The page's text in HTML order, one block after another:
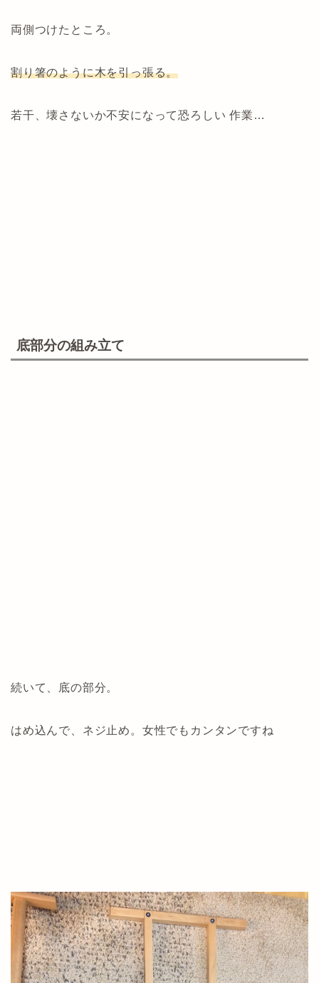
両側つけたところ。
割り箸のように木を引っ張る。
若干、壊さないか不安になって恐ろしい 作業…
底部分の組み立て
続いて、底の部分。
はめ込んで、ネジ止め。女性でもカンタンですね